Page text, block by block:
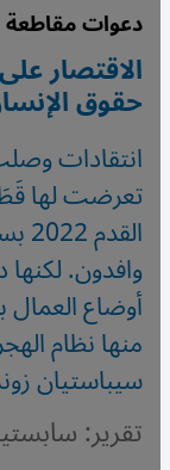
دعوات مقاطعة
الاقتصار
حقوق
انتقادات
تعرضت لها
وافدون.
أوضاع
منها نظام
سيباستيان
تقرير: